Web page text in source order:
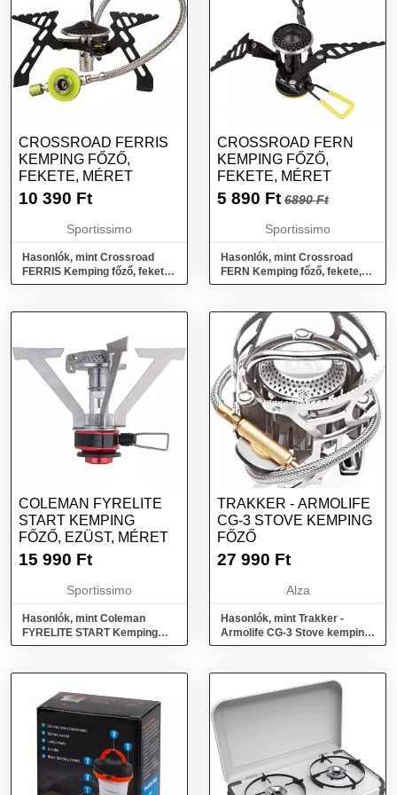
CROSSROAD FERRIS
KEMPING FŐZŐ,
FEKETE, MÉRET
10 390 Ft
Sportissimo
Hasonlók, mint Crossroad
FERRIS Kemping főző, fekete,
méret
CROSSROAD FERN
KEMPING FŐZŐ,
FEKETE, MÉRET
5 890 Ft 6890 Ft
Sportissimo
Hasonlók, mint Crossroad
FERN Kemping főző, fekete,
méret
COLEMAN FYRELITE
START KEMPING
FŐZŐ, EZÜST, MÉRET
15 990 Ft
Sportissimo
Hasonlók, mint Coleman
FYRELITE START Kemping
főző, ezüst, méret
TRAKKER - ARMOLIFE
CG-3 STOVE KEMPING
FŐZŐ
27 990 Ft
Alza
Hasonlók, mint Trakker -
Armolife CG-3 Stove kemping
főző